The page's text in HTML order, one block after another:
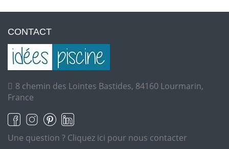
CONTACT
8 chemin des Lointes Bastides, 84160 Lourmarin,
France
Une question ? Cliquez ici pour nous contacter